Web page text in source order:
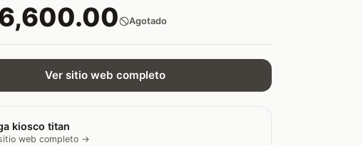
Agotado
Ver sitio web completo
kiosco titan
web completo →